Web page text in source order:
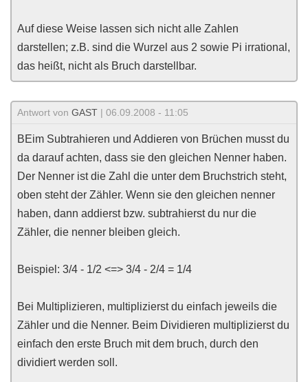
Auf diese Weise lassen sich nicht alle Zahlen
darstellen; z.B. sind die Wurzel aus 2 sowie Pi irrational,
das heißt, nicht als Bruch darstellbar.
Antwort von GAST | 06.09.2008 - 11:05
BEim Subtrahieren und Addieren von Brüchen musst du
da darauf achten, dass sie den gleichen Nenner haben.
Der Nenner ist die Zahl die unter dem Bruchstrich steht,
oben steht der Zähler. Wenn sie den gleichen nenner
haben, dann addierst bzw. subtrahierst du nur die
Zähler, die nenner bleiben gleich.
Beispiel: 3/4 - 1/2 <=> 3/4 - 2/4 = 1/4
Bei Multiplizieren, multiplizierst du einfach jeweils die
Zähler und die Nenner. Beim Dividieren multiplizierst du
einfach den erste Bruch mit dem bruch, durch den
dividiert werden soll.